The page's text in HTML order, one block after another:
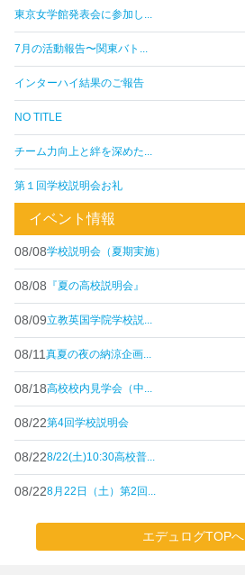
東京女学館発表会に参加し...
7月の活動報告〜関東バト...
インターハイ結果のご報告
NO TITLE
チーム力向上と絆を深めた...
第１回学校説明会お礼
イベント情報
08/08学校説明会（夏期実施）
08/08 『夏の高校説明会』
08/09立教英国学院学校説...
08/11 真夏の夜の納涼企画...
08/18高校校内見学会（中...
08/22第4回学校説明会
08/228/22(土)10:30高校普...
08/228月22日（土）第2回...
エデュログTOPへ